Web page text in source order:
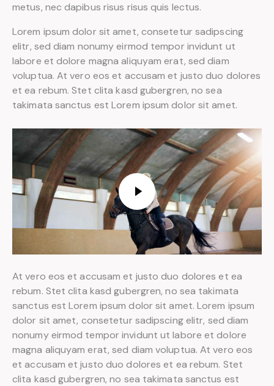
metus, nec dapibus risus risus quis lectus.
Lorem ipsum dolor sit amet, consetetur sadipscing
elitr, sed diam nonumy eirmod tempor invidunt ut
labore et dolore magna aliquyam erat, sed diam
voluptua. At vero eos et accusam et justo duo dolores
et ea rebum. Stet clita kasd gubergren, no sea
takimata sanctus est Lorem ipsum dolor sit amet.
At vero eos et accusam et justo duo dolores et ea
rebum. Stet clita kasd gubergren, no sea takimata
sanctus est Lorem ipsum dolor sit amet. Lorem ipsum
dolor sit amet, consetetur sadipscing elitr, sed diam
nonumy eirmod tempor invidunt ut labore et dolore
magna aliquyam erat, sed diam voluptua. At vero eos
et accusam et justo duo dolores et ea rebum. Stet
clita kasd gubergren, no sea takimata sanctus est